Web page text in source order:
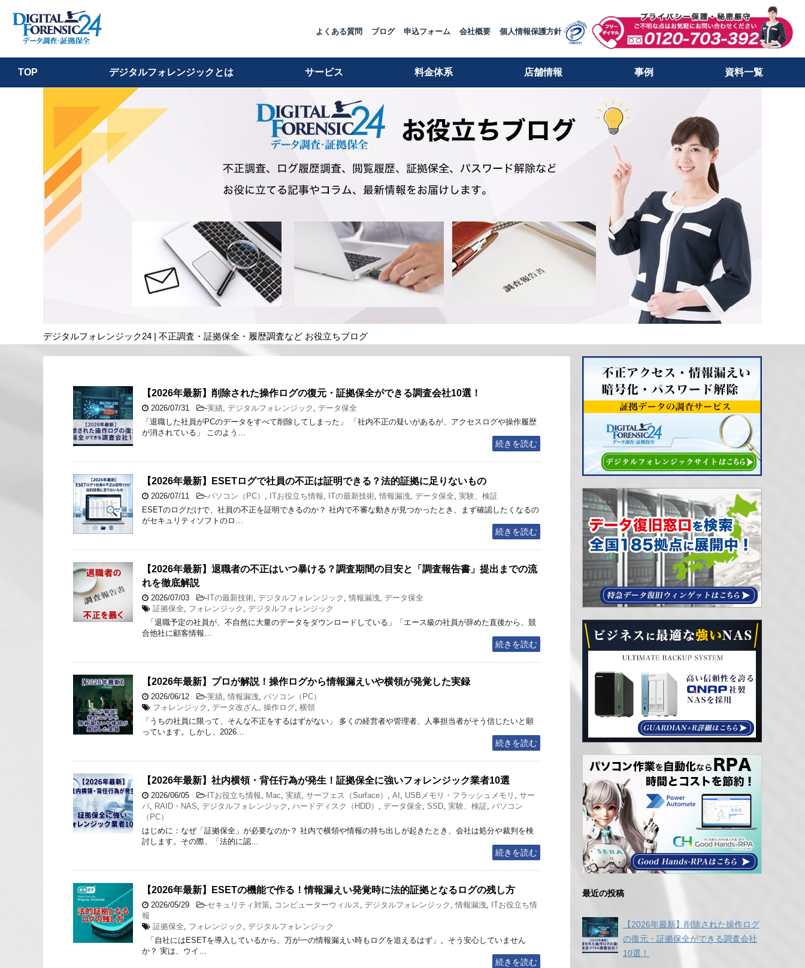
よくある質問 ブログ 申込フォーム 会社概要 個人情報保護方針
TOP デジタルフォレンジックとは サービス 料金体系 店舗情報 事例 資料一覧
デジタルフォレンジック24 | 不正調査・証拠保全・履歴調査など お役立ちブログ
【2026年最新】削除された操作ログの復元・証拠保全ができる調査会社10選！
2026/07/31 -実績, デジタルフォレンジック , データ保全
「退職した社員がPCのデータをすべて削除してしまった」 「社内不正の疑いがあるが、アクセスログや操作履歴
が消されている」 このよう…
続きを読む
【2026年最新】ESETログで社員の不正は証明できる？法的証拠に足りないもの
2026/07/11 -パソコン（PC） , ITお役立ち情報, ITの最新技術, 情報漏洩, データ保全, 実験、検証
ESETのログだけで、社員の不正を証明できるのか？ 社内で不審な動きが見つかったとき、まず確認したくなるの
がセキュリティソフトのロ…
続きを読む
【2026年最新】退職者の不正はいつ暴ける？調査期間の目安と「調査報告書」提出までの流
れを徹底解説
2026/07/03 - ITの最新技術, デジタルフォレンジック , 情報漏洩, データ保全
証拠保全, フォレンジック , デジタルフォレンジック
「退職予定の社員が、不自然に大量のデータをダウンロードしている」「エース級の社員が辞めた直後から、競
合他社に顧客情報…
続きを読む
【2026年最新】プロが解説！操作ログから情報漏えいや横領が発覚した実録
2026/06/12 -実績, 情報漏洩, パソコン（PC）
フォレンジック , データ改ざん, 操作ログ, 横領
「うちの社員に限って、そんな不正をするはずがない」 多くの経営者や管理者、人事担当者がそう信じたいと願
っています。しかし、2026…
続きを読む
【2026年最新】社内横領・背任行為が発生！証拠保全に強いフォレンジック業者10選
2026/06/05 - ITお役立ち情報, Mac, 実績, サーフェス（Surface） , AI , USBメモリ・フラッシュメモリ , サー
バ, RAID・NAS, デジタルフォレンジック , ハードディスク（HDD） , データ保全, SSD, 実験、検証, パソコン
（PC）
はじめに：なぜ「証拠保全」が必要なのか？ 社内で横領や情報の持ち出しが起きたとき、会社は処分や裁判を検
討します。その際、「法的に認…
続きを読む
【2026年最新】ESETの機能で作る！情報漏えい発覚時に法的証拠となるログの残し方
2026/05/29 -セキュリティ対策, コンピューターウィルス , デジタルフォレンジック , 情報漏洩, ITお役立ち情
報
証拠保全, フォレンジック , デジタルフォレンジック
「自社にはESETを導入しているから、万が一の情報漏えい時もログを追えるはず」。そう安心していません
か？ 実は、ウイ…
続きを読む
最近の投稿
【2026年最新】削除された操作ログ
の復元・証拠保全ができる調査会社
10選！